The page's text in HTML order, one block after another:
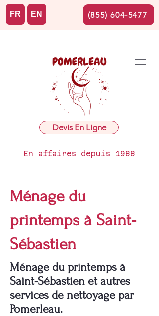
Devis En Ligne
En affaires depuis 1988
FR EN (855) 604-5477
Ménage du
printemps à Saint-
Sébastien
Ménage du printemps à
Saint-Sébastien et autres
services de nettoyage par
Pomerleau.